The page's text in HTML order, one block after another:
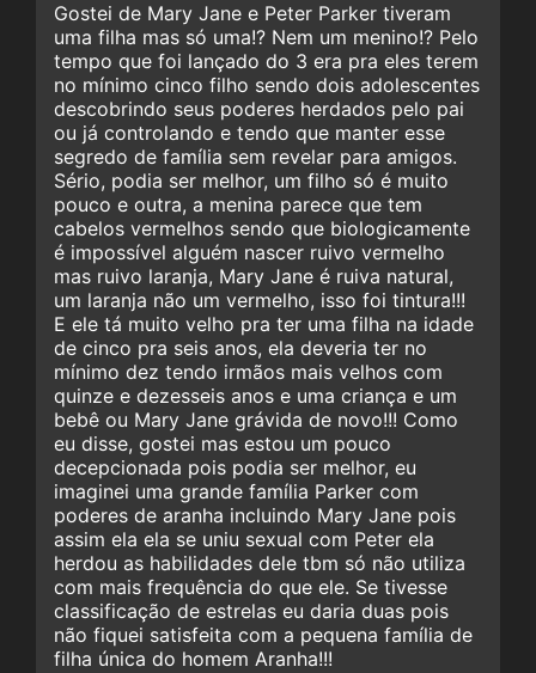
Gostei de Mary Jane e Peter Parker tiveram
uma filha mas só uma!? Nem um menino!? Pelo
tempo que foi lançado do 3 era pra eles terem
no mínimo cinco filho sendo dois adolescentes
descobrindo seus poderes herdados pelo pai
ou já controlando e tendo que manter esse
segredo de família sem revelar para amigos.
Sério, podia ser melhor, um filho só é muito
pouco e outra, a menina parece que tem
cabelos vermelhos sendo que biologicamente
é impossível alguém nascer ruivo vermelho
mas ruivo laranja, Mary Jane é ruiva natural,
um laranja não um vermelho, isso foi tintura!!!
E ele tá muito velho pra ter uma filha na idade
de cinco pra seis anos, ela deveria ter no
mínimo dez tendo irmãos mais velhos com
quinze e dezesseis anos e uma criança e um
bebê ou Mary Jane grávida de novo!!! Como
eu disse, gostei mas estou um pouco
decepcionada pois podia ser melhor, eu
imaginei uma grande família Parker com
poderes de aranha incluindo Mary Jane pois
assim ela ela se uniu sexual com Peter ela
herdou as habilidades dele tbm só não utiliza
com mais frequência do que ele. Se tivesse
classificação de estrelas eu daria duas pois
não fiquei satisfeita com a pequena família de
filha única do homem Aranha!!!